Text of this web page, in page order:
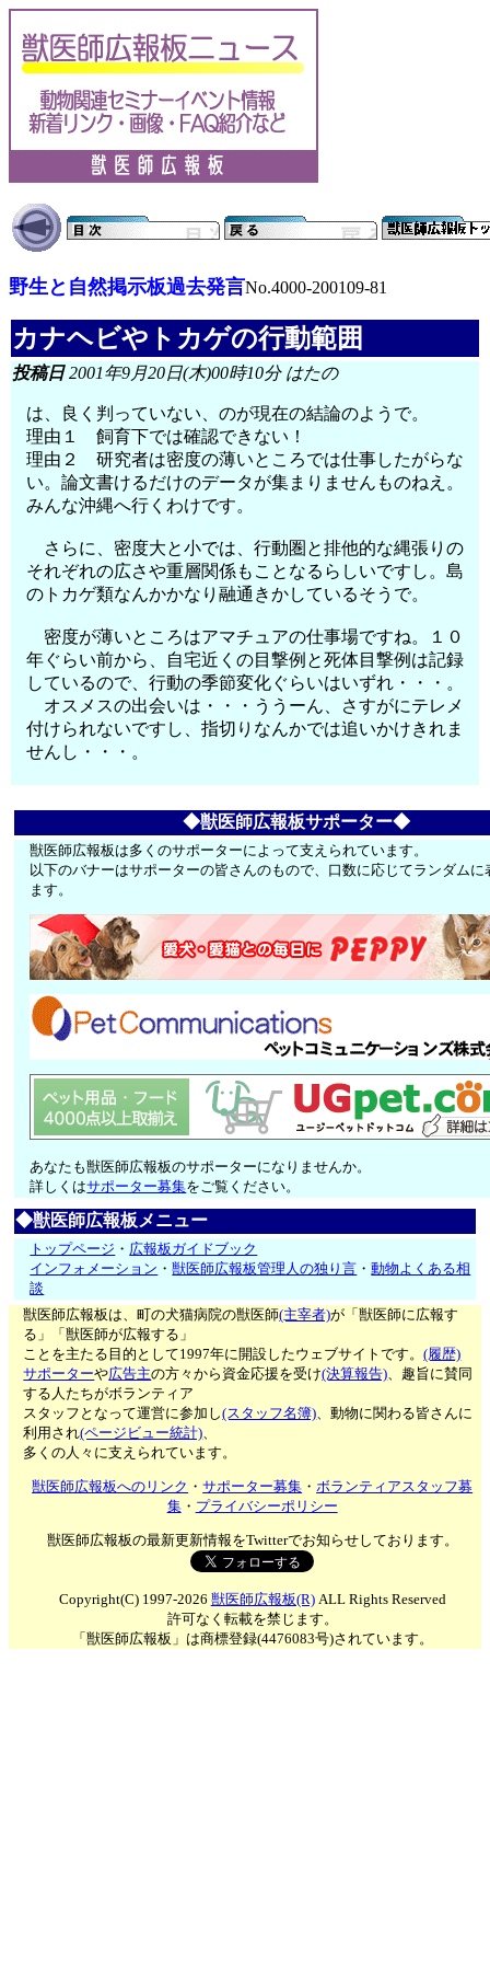
野生と自然掲示板過去発言No.4000-200109-81
カナヘビやトカゲの行動範囲
投稿日2001年9月20日(木)00時10分 はたの
は、良く判っていない、のが現在の結論のようで。
理由１ 飼育下では確認できない！
理由２ 研究者は密度の薄いところでは仕事したがらな
い。論文書けるだけのデータが集まりませんものねえ。
みんな沖縄へ行くわけです。
さらに、密度大と小では、行動圏と排他的な縄張りの
それぞれの広さや重層関係もことなるらしいですし。島
のトカゲ類なんかかなり融通きかしているそうで。
密度が薄いところはアマチュアの仕事場ですね。１０
年ぐらい前から、自宅近くの目撃例と死体目撃例は記録
しているので、行動の季節変化ぐらいはいずれ・・・。
オスメスの出会いは・・・ううーん、さすがにテレメ
付けられないですし、指切りなんかでは追いかけきれま
せんし・・・。
◆獣医師広報板サポーター◆
獣医師広報板は多くのサポーターによって支えられています。
以下のバナーはサポーターの皆さんのもので、口数に応じてランダムに
ます。
あなたも獣医師広報板のサポーターになりませんか。
詳しくはサポーター募集をご覧ください。
◆獣医師広報板メニュー
トップページ ・ 広報板ガイドブック
インフォメーション ・獣医師広報板管理人の独り言 ・動物よくある相
談
獣医師広報板は、町の犬猫病院の獣医師(主宰者)が「獣医師に広報す
る」「獣医師が広報する」
ことを主たる目的として1997年に開設したウェブサイトです。(履歴)
サポーターや広告主の方々から資金応援を受け(決算報告)、趣旨に賛同
する人たちがボランティア
スタッフとなって運営に参加し(スタッフ名簿)、動物に関わる皆さんに
利用され(ページビュー統計)、
多くの人々に支えられています。
獣医師広報板へのリンク ・サポーター募集 ・ボランティアスタッフ募
集・ プライバシーポリシー
獣医師広報板の最新更新情報をTwitterでお知らせしております。
Copyright(C) 1997-2026 獣医師広報板(R)ALL Rights Reserved
許可なく転載を禁じます。
「獣医師広報板」は商標登録(4476083号)されています。